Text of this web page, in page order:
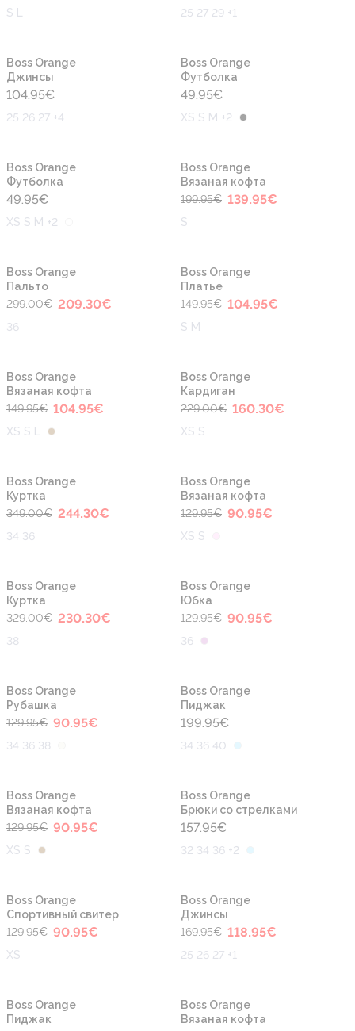
S L 25 27 29 +1
Boss Orange
Джинсы
104.95€
25 26 27 +4
Boss Orange
Футболка
49.95€
XS S M +2
Boss Orange
Футболка
49.95€
XS S M +2
-30%
Boss Orange
Вязаная кофта
199.95€ 139.95€
S
-30%
Boss Orange
Пальто
299.00€ 209.30€
36
-30%
Boss Orange
Платье
149.95€ 104.95€
S M
-30%
Boss Orange
Вязаная кофта
149.95€ 104.95€
XS S L
-30%
Boss Orange
Кардиган
229.00€ 160.30€
XS S
-30%
Boss Orange
Куртка
349.00€ 244.30€
34 36
-30%
Boss Orange
Вязаная кофта
129.95€ 90.95€
XS S
-30%
Boss Orange
Куртка
329.00€ 230.30€
38
-30%
Boss Orange
Юбка
129.95€ 90.95€
36
-30%
Boss Orange
Рубашка
129.95€ 90.95€
34 36 38
Boss Orange
Пиджак
199.95€
34 36 40
-30%
Boss Orange
Вязаная кофта
129.95€ 90.95€
XS S
Boss Orange
Брюки со стрелками
157.95€
32 34 36 +2
-30%
Boss Orange
Cпортивный свитер
129.95€ 90.95€
XS
-30%
Boss Orange
Джинсы
169.95€ 118.95€
25 26 27 +1
-30%
Boss Orange
Пиджак
-30%
Boss Orange
Вязаная кофта